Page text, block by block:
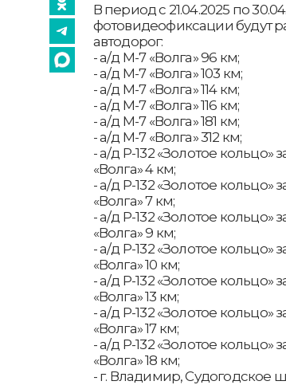
В период с 21.04.2025 по
фотовидеофиксации будут
автодорог:
- а/д М-7 «Волга» 96 км;
- а/д М-7 «Волга» 103 км;
- а/д М-7 «Волга» 114 км;
- а/д М-7 «Волга» 116 км;
- а/д М-7 «Волга» 181 км;
- а/д М-7 «Волга» 312 км;
- а/д Р-132 «Золотое
«Волга» 4 км;
- а/д Р-132 «Золотое
«Волга» 7 км;
- а/д Р-132 «Золотое
«Волга» 9 км;
- а/д Р-132 «Золотое
«Волга» 10 км;
- а/д Р-132 «Золотое
«Волга» 13 км;
- а/д Р-132 «Золотое
«Волга» 17 км;
- а/д Р-132 «Золотое
«Волга» 18 км;
- г. Владимир, Судогодское